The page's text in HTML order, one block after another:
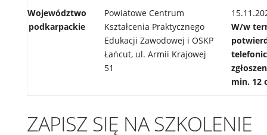
Województwo
podkarpackie
Powiatowe Centrum
Kształcenia Praktycznego
Edukacji Zawodowej i OSKP
Łańcut, ul. Armii Krajowej
51
W/w
min. 12
ZAPISZ SIĘ NA SZKOLENIE